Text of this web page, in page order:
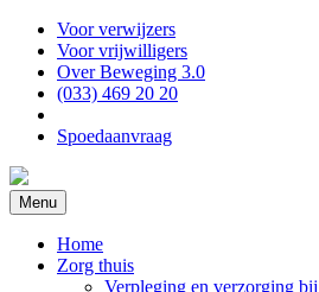
Voor verwijzers
Voor vrijwilligers
Over Beweging 3.0
(033) 469 20 20
Spoedaanvraag
Menu
Home
Zorg thuis
Verpleging en verzorging